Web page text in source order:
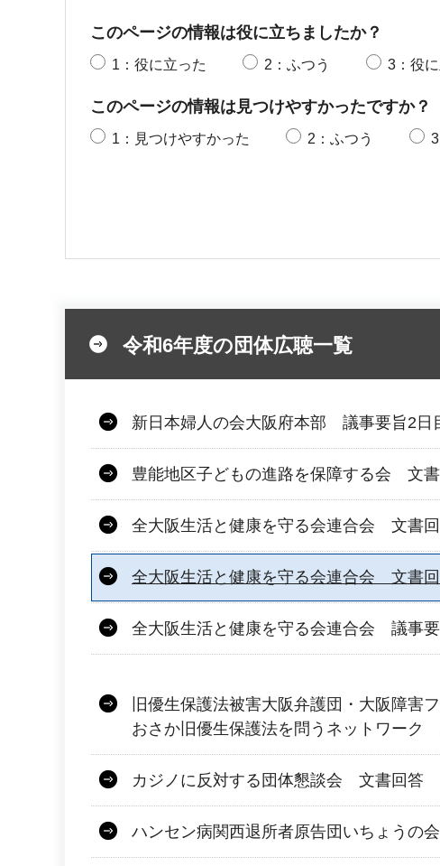
このページの情報は役に立ちましたか？
1：役に立った 2：ふつう 3：役
このページの情報は見つけやすかったですか？
1：見つけやすかった 2：ふつう
令和6年度の団体広聴一覧
新日本婦人の会大阪府本部 議事要旨2日
豊能地区子どもの進路を保障する会 文
全大阪生活と健康を守る会連合会 文書
全大阪生活と健康を守る会連合会 文書
全大阪生活と健康を守る会連合会 議事
旧優生保護法被害大阪弁護団・大阪障害
おさか旧優生保護法を問うネットワーク
カジノに反対する団体懇談会 文書回答
ハンセン病関西退所者原告団いちょうの